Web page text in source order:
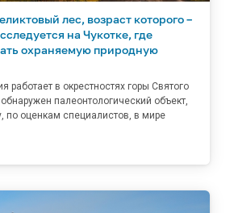
лес, возраст которого –
на Чукотке, где
охраняемую природную
работает в окрестностях горы Святого
палеонтологический объект,
по оценкам специалистов, в мире